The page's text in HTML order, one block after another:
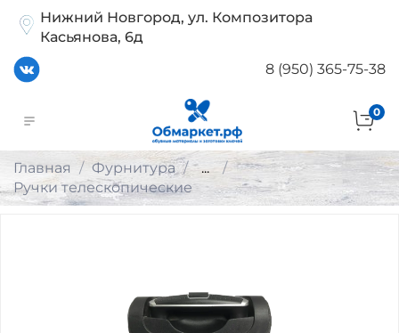
Нижний Новгород, ул. Композитора
Касьянова, 6д
8 (950) 365-75-38
0
Главная Фурнитура
...
Ручки телескопические